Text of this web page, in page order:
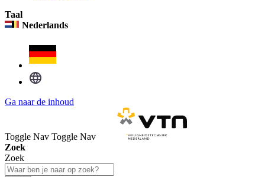
Taal
Nederlands
Ga naar de inhoud
Toggle Nav Toggle Nav
Zoek
Zoek